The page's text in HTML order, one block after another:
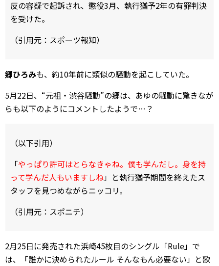
反の容疑で起訴され、懲役3月、執行猶予2年の有罪判決
を受けた。
（引用元：スポーツ報知）
郷ひろみも、約10年前に類似の騒動を起こしていた。
5月22日、“元祖・渋谷騒動”の郷は、あゆの騒動に驚きなが
らも以下のようにコメントしたようで…？
（以下引用）
「やっぱり許可はとらなきゃね。僕も学んだし。身を持
って学んだ人もいますしね」と執行猶予期間を終えたス
タッフを見つめながらニッコリ。
（引用元：スポニチ）
2月25日に発売された浜崎45枚目のシングル「Rule」で
は、「誰かに決められたルール そんなもん必要ない」と歌